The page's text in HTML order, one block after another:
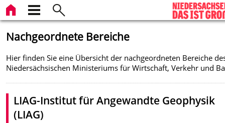
Nachgeordnete Bereiche
Hier finden Sie eine Übersicht der nachgeordneten Bereiche
Niedersächsischen Ministeriums für Wirtschaft, Verkehr und
LIAG-Institut für Angewandte Geophysik
(LIAG)